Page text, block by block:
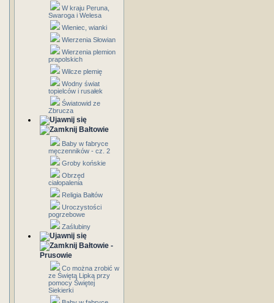
W kraju Peruna,
Swaroga i Welesa
Wieniec, wianki
Wierzenia Słowian
Wierzenia plemion
prapolskich
Wilcze plemię
Wodny świat
topielców i rusałek
Światowid ze
Zbrucza
Bałtowie
Baby w fabryce
męczenników - cz. 2
Groby końskie
Obrzęd
ciałopalenia
Religia Bałtów
Uroczystości
pogrzebowe
Zaślubiny
Bałtowie -
Prusowie
Co można zrobić w
ze Świętą Lipką przy
pomocy Świętej
Siekierki